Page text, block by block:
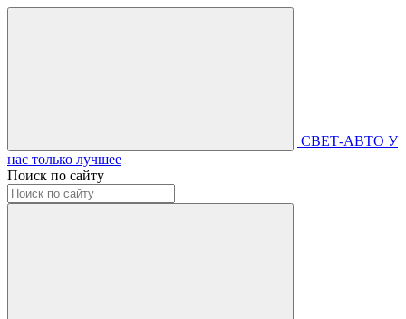
СВЕТ-АВТО У
нас только лучшее
Поиск по сайту